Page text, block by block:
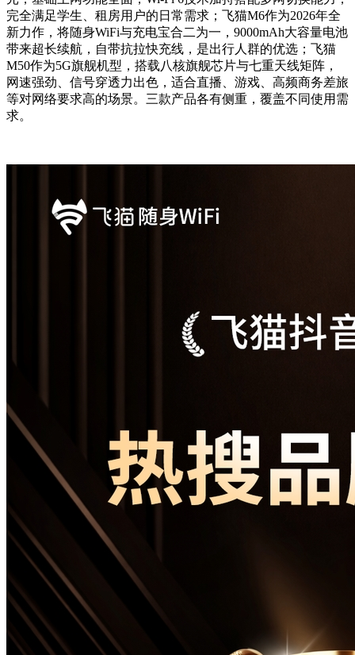
完全满足学生、租房用户的日常需求；飞猫M6作为2026年全
新力作，将随身WiFi与充电宝合二为一，9000mAh大容量电池
带来超长续航，自带抗拉快充线，是出行人群的优选；飞猫
M50作为5G旗舰机型，搭载八核旗舰芯片与七重天线矩阵，
网速强劲、信号穿透力出色，适合直播、游戏、高频商务差旅
等对网络要求高的场景。三款产品各有侧重，覆盖不同使用需
求。